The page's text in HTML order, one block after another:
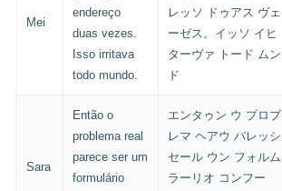
Mei
endereço
duas vezes.
Isso irritava
todo mundo.
レッソ ドゥアス ヴェ
ーゼス。イッソ イヒ
ターヴァ トード ムン
ド
Sara
Então o
problema real
parece ser um
formulário
エンタゥン ウ プロブ
レマ ヘアウ パレッシ
セール ウン フォルム
ラーリオ コンフー